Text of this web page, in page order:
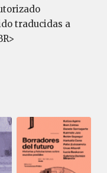
traducidas a